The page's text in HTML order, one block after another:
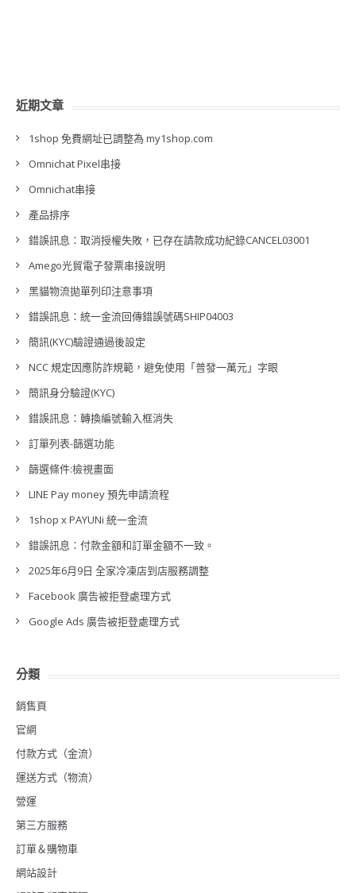
近期文章
1shop 免費網址已調整為 my1shop.com
Omnichat Pixel串接
Omnichat串接
產品排序
錯誤訊息：取消授權失敗，已存在請款成功紀錄CANCEL03001
Amego光貿電子發票串接說明
黑貓物流拋單列印注意事項
錯誤訊息：統一金流回傳錯誤號碼SHIP04003
簡訊(KYC)驗證通過後設定
NCC 規定因應防詐規範，避免使用「普發一萬元」字眼
簡訊身分驗證(KYC)
錯誤訊息：轉換編號輸入框消失
訂單列表-篩選功能
篩選條件:檢視畫面
LINE Pay money 預先申請流程
1shop x PAYUNi 統一金流
錯誤訊息：付款金額和訂單金額不一致。
2025年6月9日 全家冷凍店到店服務調整
Facebook 廣告被拒登處理方式
Google Ads 廣告被拒登處理方式
分類
銷售頁
官網
付款方式（金流）
運送方式（物流）
營運
第三方服務
訂單＆購物車
網站設計